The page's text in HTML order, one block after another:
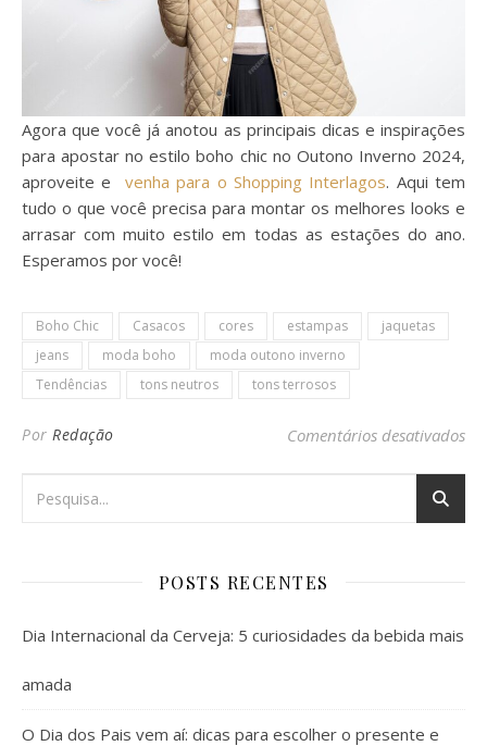
Agora que você já anotou as principais dicas e inspirações
para apostar no estilo boho chic no Outono Inverno 2024,
aproveite e venha para o Shopping Interlagos. Aqui tem
tudo o que você precisa para montar os melhores looks e
arrasar com muito estilo em todas as estações do ano.
Esperamos por você!
Boho Chic Casacos cores estampas
jaquetas
jeans
moda boho
moda outono inverno
Tendências
tons neutros tons terrosos
Por Redação Comentários desativados
POSTS RECENTES
Dia Internacional da Cerveja: 5 curiosidades da bebida mais
amada
O Dia dos Pais vem aí: dicas para escolher o presente e